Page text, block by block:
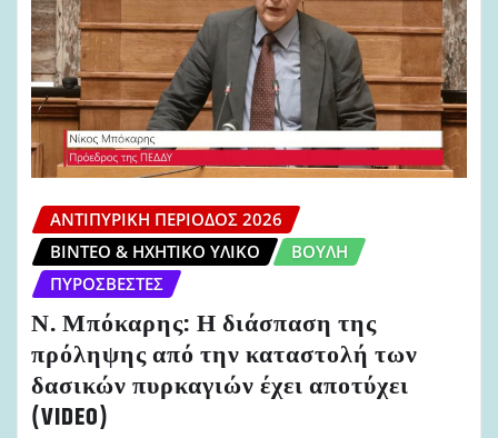
ΑΝΤΙΠΥΡΙΚΉ ΠΕΡΊΟΔΟΣ 2026
ΒΊΝΤΕΟ & ΗΧΗΤΙΚΌ ΥΛΙΚΌ
ΒΟΥΛΉ
ΠΥΡΟΣΒΈΣΤΕΣ
Ν. Μπόκαρης: Η διάσπαση της
πρόληψης από την καταστολή των
δασικών πυρκαγιών έχει αποτύχει
(VIDEO)